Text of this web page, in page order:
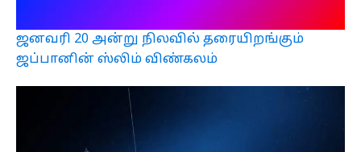
ஜனவரி 20 அன்று நிலவில் தரையிறங்கும்
ஜப்பானின் ஸ்லிம் விண்கலம்